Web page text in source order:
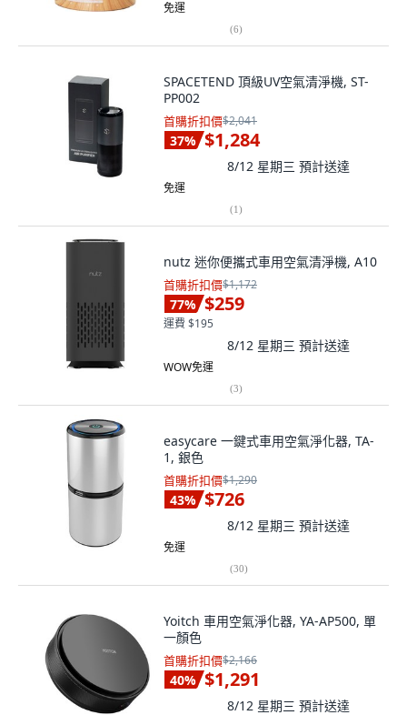
免運
(6)
SPACETEND 頂級UV空氣清淨機, ST-
PP002
首購折扣價$2,041
37% $1,284
8/12 星期三 預計送達
免運
(1)
nutz 迷你便攜式車用空氣清淨機, A10
首購折扣價$1,172
77% $259
運費 $195
8/12 星期三 預計送達
WOW免運
(3)
easycare 一鍵式車用空氣淨化器, TA-
1, 銀色
首購折扣價$1,290
43% $726
8/12 星期三 預計送達
免運
(30)
Yoitch 車用空氣淨化器, YA-AP500, 單
一顏色
首購折扣價$2,166
40% $1,291
8/12 星期三 預計送達